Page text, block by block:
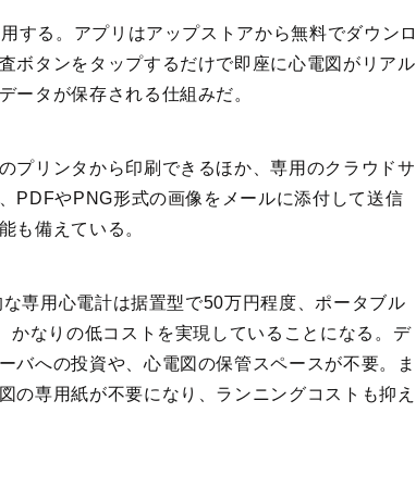
する。アプリはアップストアから無料でダウンロ
ボタンをタップするだけで即座に心電図がリアル
ータが保存される仕組みだ。
プリンタから印刷できるほか、専用のクラウドサ
PDFやPNG形式の画像をメールに添付して送信
も備えている。
専用心電計は据置型で50万円程度、ポータブル
かなりの低コストを実現していることになる。デ
バへの投資や、心電図の保管スペースが不要。ま
の専用紙が不要になり、ランニングコストも抑え